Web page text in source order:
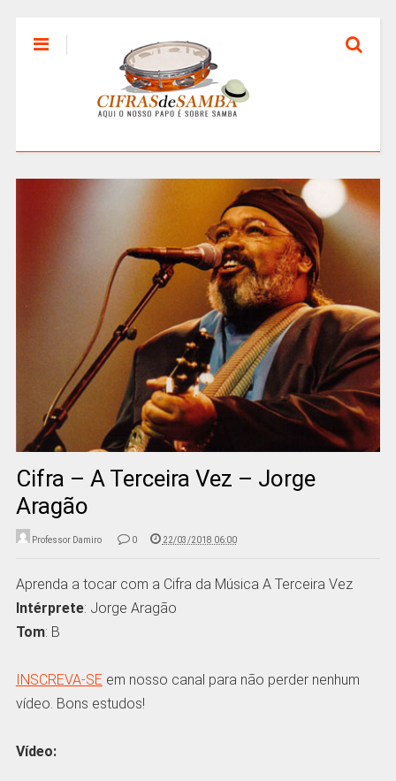
Cifra – A Terceira Vez – Jorge
Aragão
Professor Damiro 0 22/03/2018 06:00
Aprenda a tocar com a Cifra da Música A Terceira Vez
Intérprete: Jorge Aragão
Tom: B
INSCREVA-SE em nosso canal para não perder nenhum
vídeo. Bons estudos!
Vídeo: